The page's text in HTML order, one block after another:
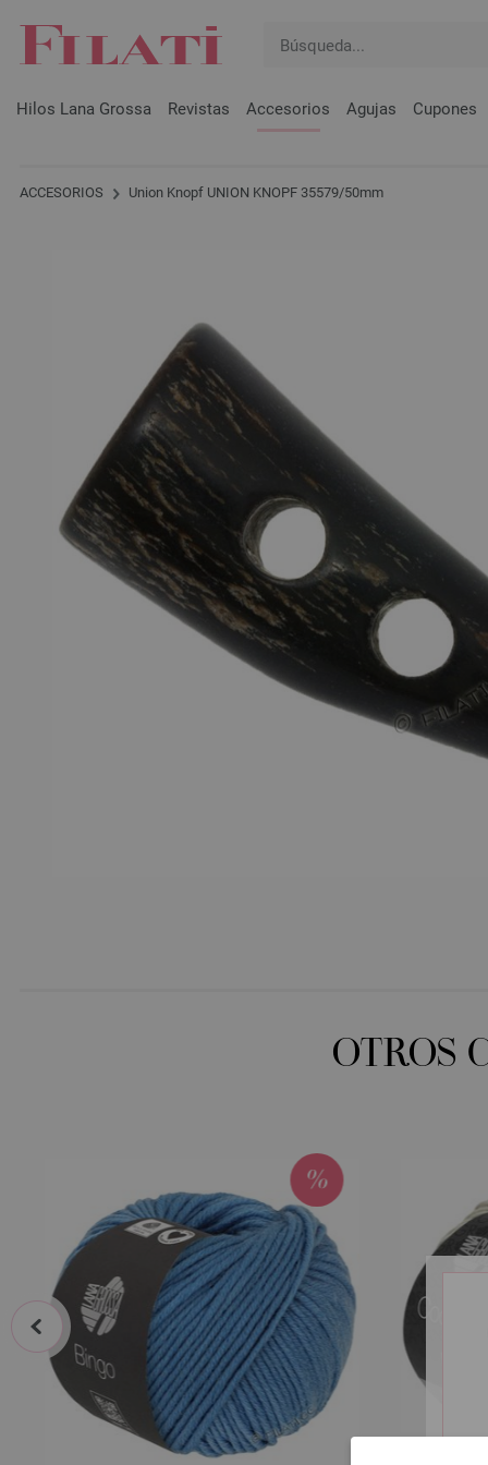
Hilos Lana Grossa Revistas Accesorios Agujas Cupones
ACCESORIOS Union Knopf UNION KNOPF 35579/50mm
OTROS
prev